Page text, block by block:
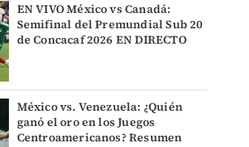
EN VIVO México vs Canadá:
Semifinal del Premundial Sub 20
de Concacaf 2026 EN DIRECTO
México vs. Venezuela: ¿Quién
ganó el oro en los Juegos
Centroamericanos? Resumen